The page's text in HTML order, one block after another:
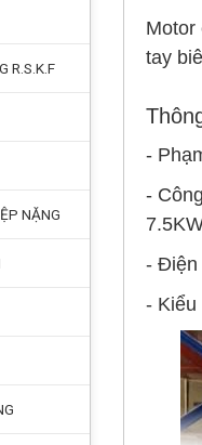
R.S.K.F
NẶNG
Motor
tay
-
-
- Điện
- Kiểu